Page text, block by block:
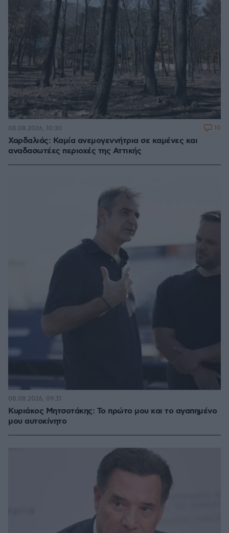
Χαρδαλιάς: Καμία ανεμογεννήτρια σε καμένες και
αναδασωτέες περιοχές της Αττικής
08.08.2026, 10:30 10
Κυριάκος Μητσοτάκης: Το πρώτο μου και το αγαπημένο
μου αυτοκίνητο
08.08.2026, 09:31